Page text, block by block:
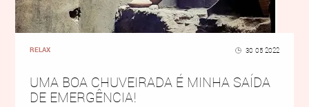
RELAX 30 05 2022
UMA BOA CHUVEIRADA É MINHA SAÍDA
DE EMERGÊNCIA!